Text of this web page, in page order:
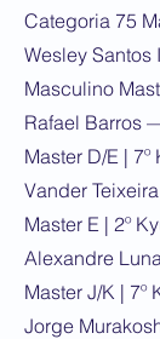
Categoria 75
Wesley
Masculino
Rafael Barros
Master D/E | 7º
Vander
Master E | 2º
Alexandre
Master J/K | 7º
Jorge